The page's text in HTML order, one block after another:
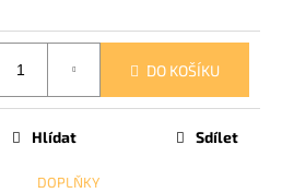
DO KOŠÍKU
DOPLŇKY
Hlídat Sdílet